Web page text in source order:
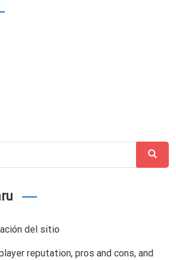
Search
del sitio
reputation, pros and cons, and